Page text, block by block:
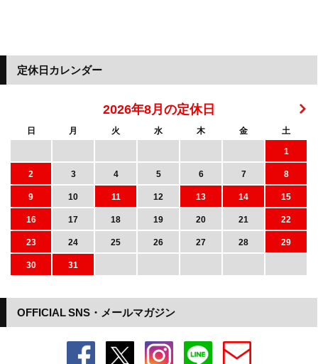
OFFICIAL SNS・メールマガジン
定休日カレンダー
2026年8月の定休日
日 月 火 水 木 金
土
1
2
3 4 5 6 7
8
9
10 11 12 13 14
15
16
17 18 19 20 21
22
23
24 25 26 27 28
29
30
31